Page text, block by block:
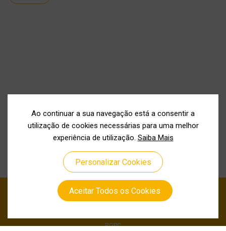
Política de Privacidade
RGPC
Ao continuar a sua navegação está a consentir a
utilização de cookies necessárias para uma melhor
experiência de utilização. Saiba Mais
Personalizar Cookies
Aceitar Todos os Cookies